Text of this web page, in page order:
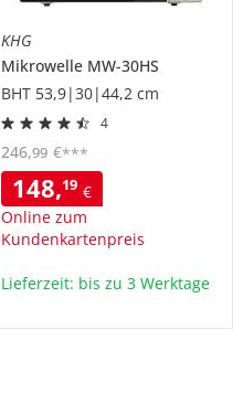
KHG
Mikrowelle MW-30HS
BHT 53,9|30|44,2 cm
4
148,19 €
Online zum
Kundenkartenpreis
246,99 €***
Lieferzeit: bis zu 3 Werktage